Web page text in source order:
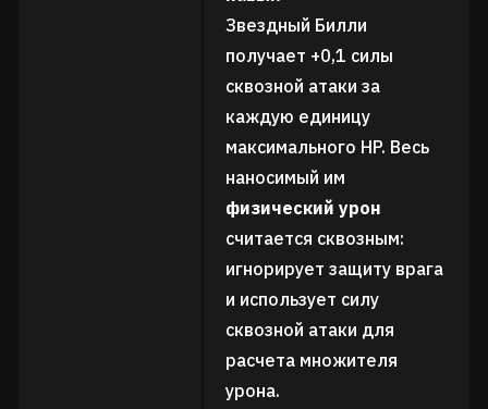
Звездный Билли
получает +0,1 силы
сквозной атаки за
каждую единицу
максимального HP. Весь
наносимый им
физический урон
считается сквозным:
игнорирует защиту врага
и использует силу
сквозной атаки для
расчета множителя
урона.